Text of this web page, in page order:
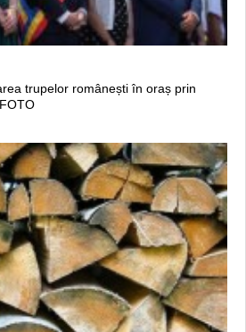
trupelor românești în oraș prin